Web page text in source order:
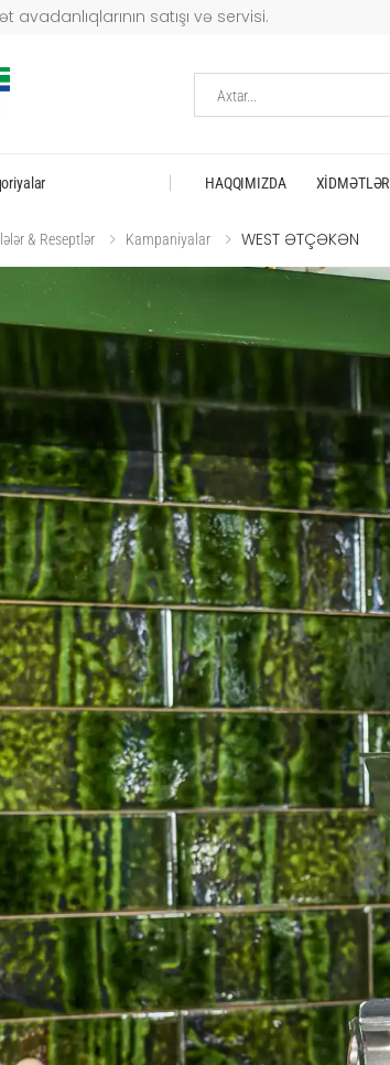
avadanlıqlarının satışı və servisi.
Axtar...
HAQQIMIZDA XIDMƏTLƏR
& Reseptlər Kampaniyalar WEST ƏTÇƏKƏN